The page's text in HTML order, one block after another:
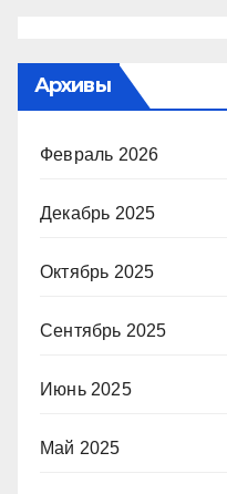
Архивы
Февраль 2026
Декабрь 2025
Октябрь 2025
Сентябрь 2025
Июнь 2025
Май 2025